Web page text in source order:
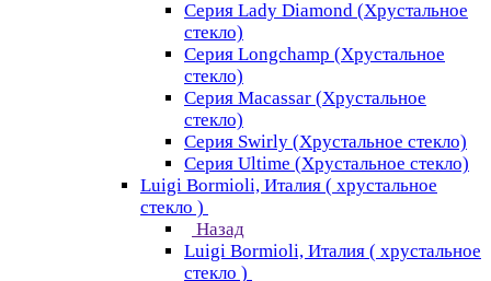
Серия Lady Diamond (Хрустальное
стекло)
Серия Longchamp (Хрустальное
стекло)
Серия Macassar (Хрустальное
стекло)
Серия Swirly (Хрустальное стекло)
Серия Ultime (Хрустальное стекло)
Luigi Bormioli, Италия ( хрустальное
стекло )
Назад
Luigi Bormioli, Италия ( хрустальное
стекло )